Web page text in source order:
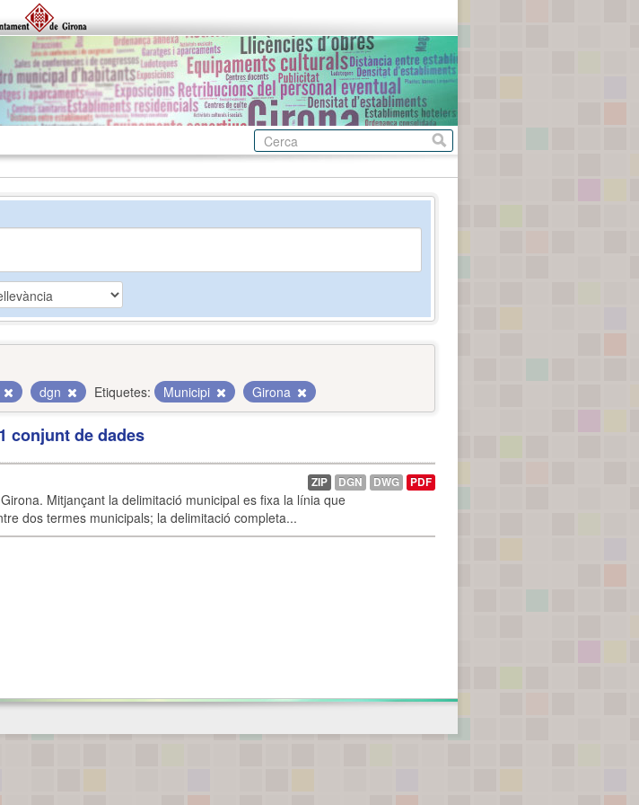
dgn Etiquetes: Municipi Girona
conjunt de dades
Mitjançant la delimitació municipal es fixa la línia que
dos termes municipals; la delimitació completa...
ZIP DGN DWG PDF